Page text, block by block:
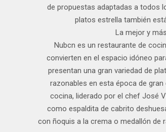
de propuestas adaptadas a todos
platos estrella también
La mejor y
Nubcn es un restaurante de
convierten en el espacio idóneo
presentan una gran variedad de
razonables en esta época de
cocina, liderado por el chef José
como espaldita de cabrito
con ñoquis a la crema o medallón de